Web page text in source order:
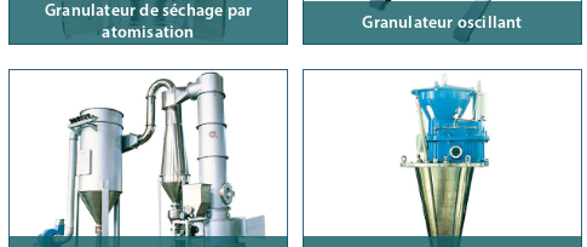
Granulateur de séchage par
atomisation
Granulateur oscillant